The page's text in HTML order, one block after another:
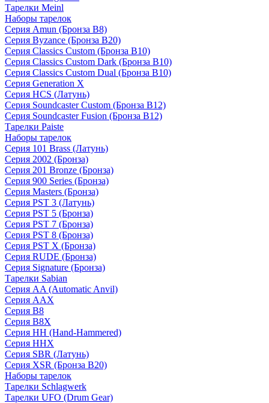
Тарелки Meinl
Наборы тарелок
Серия Amun (Бронза B8)
Серия Byzance (Бронза B20)
Серия Classics Custom (Бронза B10)
Серия Classics Custom Dark (Бронза B10)
Серия Classics Custom Dual (Бронза B10)
Серия Generation X
Серия HCS (Латунь)
Серия Soundcaster Custom (Бронза B12)
Серия Soundcaster Fusion (Бронза B12)
Тарелки Paiste
Наборы тарелок
Серия 101 Brass (Латунь)
Серия 2002 (Бронза)
Серия 201 Bronze (Бронза)
Серия 900 Series (Бронза)
Серия Masters (Бронза)
Серия PST 3 (Латунь)
Серия PST 5 (Бронза)
Серия PST 7 (Бронза)
Серия PST 8 (Бронза)
Серия PST X (Бронза)
Серия RUDE (Бронза)
Серия Signature (Бронза)
Тарелки Sabian
Серия AA (Automatic Anvil)
Серия AAX
Серия B8
Серия B8X
Серия HH (Hand-Hammered)
Серия HHX
Серия SBR (Латунь)
Серия XSR (Бронза B20)
Наборы тарелок
Тарелки Schlagwerk
Тарелки UFO (Drum Gear)